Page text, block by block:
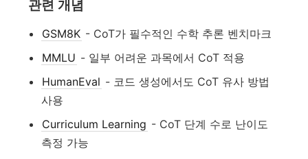
관련 개념
GSM8K - CoT가 필수적인 수학 추론 벤치마크
MMLU - 일부 어려운 과목에서 CoT 적용
HumanEval - 코드 생성에서도 CoT 유사 방법
사용
Curriculum Learning - CoT 단계 수로 난이도
측정 가능